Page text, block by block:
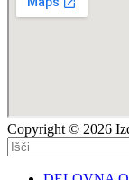
Copyright © 2026